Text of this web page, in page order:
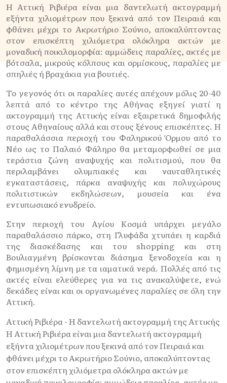
Η Αττική Ριβιέρα είναι μια δαντελωτή ακτογραμμή
εξήντα χιλιομέτρων που ξεκινά από τον Πειραιά και
φθάνει μέχρι το Ακρωτήριο Σούνιο, αποκαλύπτοντας
στον επισκέπτη χιλιόμετρα ολόκληρα ακτών με
μοναδική ποικιλομορφία: αμμώδεις παραλίες, ακτές με
βότσαλα, μικρούς κόλπους και ορμίσκους, παραλίες με
σπηλιές ή βραχάκια για βουτιές.
Το γεγονός ότι οι παραλίες αυτές απέχουν μόλις 20-40
λεπτά από το κέντρο της Αθήνας εξηγεί γιατί η
ακτογραμμή της Αττικής είναι εξαιρετικά δημοφιλής
στους Αθηναίους αλλά και στους ξένους επισκέπτες. Η
παραθαλάσσια περιοχή του Φαληρικού Όρμου από το
Νέο ως το Παλαιό Φάληρο θα μεταμορφωθεί σε μια
τεράστια ζώνη αναψυχής και πολιτισμού, που θα
περιλαμβάνει ολυμπιακές και ναυταθλητικές
εγκαταστάσεις, πάρκα αναψυχής και πολυχώρους
πολιτιστικών εκδηλώσεων, μουσεία και ένα
εντυπωσιακό ενυδρείο.
Στην περιοχή του Αγίου Κοσμά υπάρχει μεγάλο
παραθαλάσσιο πάρκο, στη Γλυφάδα χτυπάει η καρδιά
της διασκέδασης και τoυ shopping και στη
Βουλιαγμένη βρίσκονται διάσημα ξενοδοχεία και η
φημισμένη λίμνη με τα ιαματικά νερά. Πολλές από τις
ακτές είναι ελεύθερες για να τις ανακαλύψετε, ενώ
δεκάδες είναι και οι οργανωμένες παραλίες σε όλη την
Αττική.
Αττική Ριβιέρα - Η δαντελωτή ακτογραμμή της Αττικής
Η Αττική Ριβιέρα είναι μια δαντελωτή ακτογραμμή
εξήντα χιλιομέτρων που ξεκινά από τον Πειραιά και
φθάνει μέχρι το Ακρωτήριο Σούνιο, αποκαλύπτοντας
στον επισκέπτη χιλιόμετρα ολόκληρα ακτών με